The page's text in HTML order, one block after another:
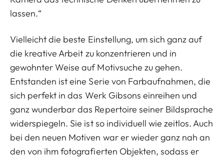
lassen.“
Vielleicht die beste Einstellung, um sich ganz auf
die kreative Arbeit zu konzentrieren und in
gewohnter Weise auf Motivsuche zu gehen.
Entstanden ist eine Serie von Farbaufnahmen, die
sich perfekt in das Werk Gibsons einreihen und
ganz wunderbar das Repertoire seiner Bildsprache
widerspiegeln. Sie ist so individuell wie zeitlos. Auch
bei den neuen Motiven war er wieder ganz nah an
den von ihm fotografierten Objekten, sodass er